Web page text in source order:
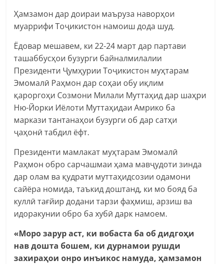
Ҳамзамон дар доираи маъруза наворҳои
муаррифи Тоҷикистон намоиш дода шуд.
Ёдовар мешавем, ки 22-24 март дар партави
ташаббусҳои бузурги байналмилалии
Президенти Ҷумҳурии Тоҷикистон муҳтарам
Эмомалӣ Раҳмон дар соҳаи обу иқлим
қароргоҳи Созмони Милали Муттаҳид дар шаҳри
Ню-Йорки Иёлоти Муттаҳидаи Амрико ба
маркази тантанаҳои бузурги об дар сатҳи
ҷаҳонӣ табдил ёфт.
Президенти мамлакат муҳтарам Эмомалӣ
Раҳмон обро сарчашмаи ҳама мавҷудоти зинда
дар олам ва қудрати муттаҳидсозии одамони
сайёра номида, таъкид доштанд, ки мо бояд ба
куллӣ тағйир додани тарзи фаҳмиш, арзиш ва
идоракунии обро ба хубӣ дарк намоем.
«Моро зарур аст, ки вобаста ба об дидгоҳи
нав дошта бошем, ки дурнамои рушди
захираҳои онро инъикос намуда, ҳамзамон